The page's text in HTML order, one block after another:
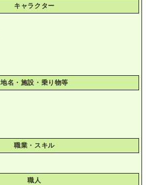
キャラクター
地名・施設・乗り物等
職業・スキル
職人